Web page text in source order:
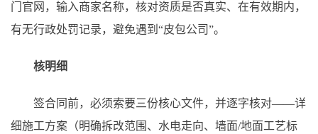
门官网，输入商家名称，核对资质是否真实、在有效期内，
有无行政处罚记录，避免遇到“皮包公司”。
核明细
签合同前，必须索要三份核心文件，并逐字核对——详
细施工方案（明确拆改范围、水电走向、墙面/地面工艺标